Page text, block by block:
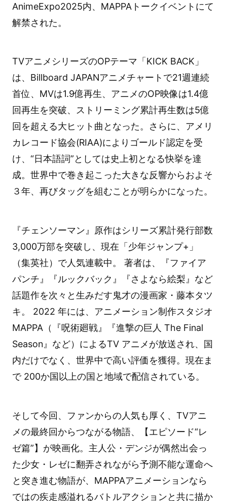
AnimeExpo2025内、MAPPAトークイベントにて
解禁された。
TVアニメシリーズのOPテーマ「KICK BACK」
は、Billboard JAPANアニメチャートで21週連続
首位、MVは1.9億再生、アニメのOP映像は1.4億
回再生を突破、ストリーミング累計再生数は5億
回を超える大ヒット曲となった。さらに、アメリ
カレコード協会(RIAA)によりゴールド認定を受
け、“日本語詞”としては史上初となる快挙を達
成。世界中で巻き起こった大きな反響からおよそ
３年、再びタッグを組むことが明らかになった。
『チェンソーマン』原作はシリーズ累計発行部数
3,000万部を突破し、現在「少年ジャンプ+」
（集英社）で人気連載中。 著者は、『ファイア
パンチ』『ルックバック』『さよなら絵梨』など
話題作を次々と生みだす鬼才の漫画家・藤本タツ
キ。 2022 年には、アニメーション制作スタジオ
MAPPA（『呪術廻戦』『進撃の巨人 The Final
Season』など）によるTV アニメが放送され、国
内だけでなく、世界中で高い評価を獲得。現在ま
で 200か国以上の国と地域で配信されている。
そして今回、ファンからの人気も厚く、TVアニ
メの最終回からつながる物語、【エピソード“レ
ゼ篇”】が映画化。主人公・デンジが偶然出会っ
た少女・レゼに翻弄されながら予測不能な運命へ
と突き進む物語が、MAPPAアニメーションなら
ではの疾走感溢れるバトルアクションと共に描か